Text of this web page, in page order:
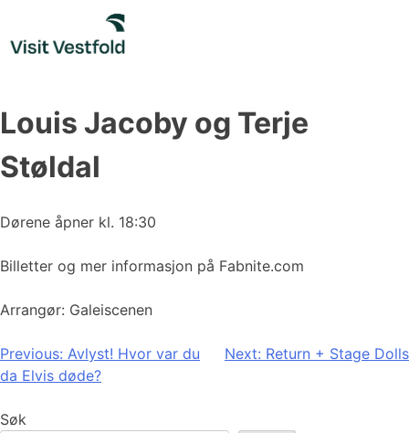
content
Louis Jacoby og Terje
Støldal
Dørene åpner kl. 18:30
Billetter og mer informasjon på Fabnite.com
Arrangør: Galeiscenen
Innleggsnavigasjon
Previous: Avlyst! Hvor var du
da Elvis døde?
Next: Return + Stage Dolls
Søk